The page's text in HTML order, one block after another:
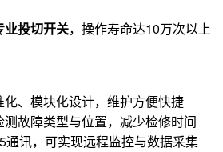
业投切开关，操作寿命达10万次以上
化、模块化设计，维护方便快捷
测故障类型与位置，减少检修时间
通讯，可实现远程监控与数据采集